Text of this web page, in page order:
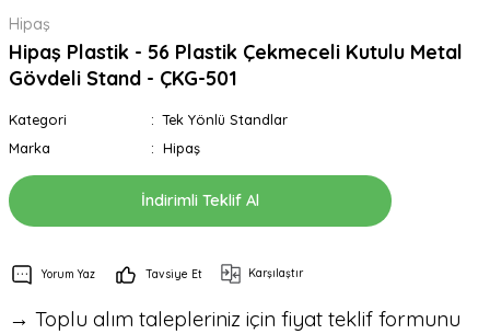
Hipaş
Hipaş Plastik - 56 Plastik Çekmeceli Kutulu Metal
Gövdeli Stand - ÇKG-501
Kategori
Tek Yönlü Standlar
Marka
Hipaş
İndirimli Teklif Al
Yorum Yaz Tavsiye Et Karşılaştır
→ Toplu alım talepleriniz için fiyat teklif formunu